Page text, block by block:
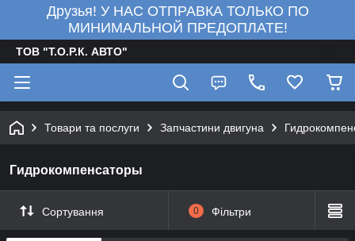
Друзья! У НАС ОТПРАВКА ТОЛЬКО ПО
МИНИМАЛЬНОЙ ПРЕДОПЛАТЕ!
ТОВ "Т.О.Р.К. АВТО"
Товари та послуги Запчастини двигуна
Гидрокомпенсаторы
Сортування 0 Фільтри